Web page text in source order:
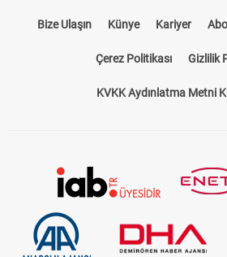
Bize Ulaşın Künye Kariyer
Çerez Politikası Gizlilik
KVKK Aydınlatma Metni